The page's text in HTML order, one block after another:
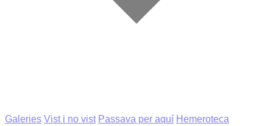
Galeries Vist i no vist Passava per aquí Hemeroteca